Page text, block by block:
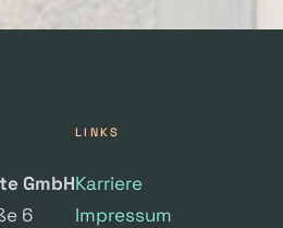
GmbH
6
LINKS
Karriere
Impressum